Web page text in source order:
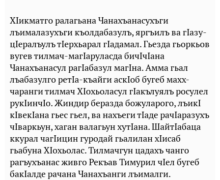
ХIикматго ралагьана Чанахъанасухъги
лъималазухъги къолдабазулъ, яргъилъ ва гIазу-
цIералъулъ тIерхьарал гIадамал. Гьезда гьоркьов
вугев тилмач-магIаруласда бичIчIана
Чанахъанасул рагIабазул магIна. Амма гьал
лъабазулго ретIа-къайги аскIоб бугеб махх-
чаранги тилмач ХIохьоласул гIакълуялъ росулел
рукIинчIо. Жиндир беразда божуларого, лъикI
кIвекIана гьес гьел, ва нахъеги тIаде рачIаразухъ
чIваркьун, хаган валагьун хутIана. ШайтIабаца
ккурал чагIицин гуродай гьалилан хIисаб
гьабуна ХIохьолас. Тилмачгун цадахъ чанго
рагъухъанас живго Рекъав Тимурил чIел бугеб
бакIалде рачана Чанахъанги лъималги.